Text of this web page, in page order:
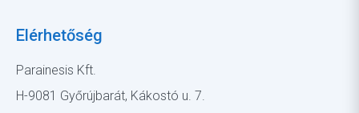
Elérhetőség
Parainesis Kft.
H-9081 Győrújbarát, Kákostó u. 7.